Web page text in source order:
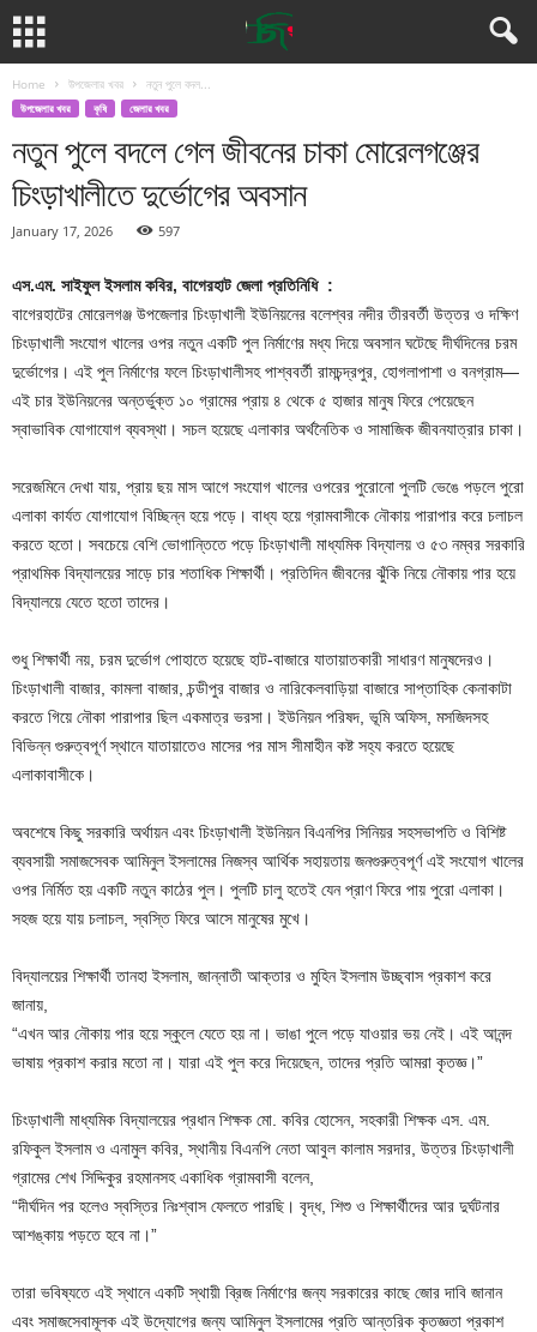
Home উপজেলার খবর নতুন পুলে বদল...
উপজেলার খবর কৃষি জেলার খবর
নতুন পুলে বদলে গেল জীবনের চাকা মোরেলগঞ্জের
চিংড়াখালীতে দুর্ভোগের অবসান
January 17, 2026 597
এস.এম. সাইফুল ইসলাম কবির, বাগেরহাট জেলা প্রতিনিধি :
বাগেরহাটের মোরেলগঞ্জ উপজেলার চিংড়াখালী ইউনিয়নের বলেশ্বর নদীর তীরবর্তী উত্তর ও দক্ষিণ
চিংড়াখালী সংযোগ খালের ওপর নতুন একটি পুল নির্মাণের মধ্য দিয়ে অবসান ঘটেছে দীর্ঘদিনের চরম
দুর্ভোগের। এই পুল নির্মাণের ফলে চিংড়াখালীসহ পাশ্ববর্তী রামচন্দ্রপুর, হোগলাপাশা ও বনগ্রাম—
এই চার ইউনিয়নের অন্তর্ভুক্ত ১০ গ্রামের প্রায় ৪ থেকে ৫ হাজার মানুষ ফিরে পেয়েছেন
স্বাভাবিক যোগাযোগ ব্যবস্থা। সচল হয়েছে এলাকার অর্থনৈতিক ও সামাজিক জীবনযাত্রার চাকা।
সরেজমিনে দেখা যায়, প্রায় ছয় মাস আগে সংযোগ খালের ওপরের পুরোনো পুলটি ভেঙে পড়লে পুরো
এলাকা কার্যত যোগাযোগ বিচ্ছিন্ন হয়ে পড়ে। বাধ্য হয়ে গ্রামবাসীকে নৌকায় পারাপার করে চলাচল
করতে হতো। সবচেয়ে বেশি ভোগান্তিতে পড়ে চিংড়াখালী মাধ্যমিক বিদ্যালয় ও ৫৩ নম্বর সরকারি
প্রাথমিক বিদ্যালয়ের সাড়ে চার শতাধিক শিক্ষার্থী। প্রতিদিন জীবনের ঝুঁকি নিয়ে নৌকায় পার হয়ে
বিদ্যালয়ে যেতে হতো তাদের।
শুধু শিক্ষার্থী নয়, চরম দুর্ভোগ পোহাতে হয়েছে হাট-বাজারে যাতায়াতকারী সাধারণ মানুষদেরও।
চিংড়াখালী বাজার, কামলা বাজার, চন্ডীপুর বাজার ও নারিকেলবাড়িয়া বাজারে সাপ্তাহিক কেনাকাটা
করতে গিয়ে নৌকা পারাপার ছিল একমাত্র ভরসা। ইউনিয়ন পরিষদ, ভূমি অফিস, মসজিদসহ
বিভিন্ন গুরুত্বপূর্ণ স্থানে যাতায়াতেও মাসের পর মাস সীমাহীন কষ্ট সহ্য করতে হয়েছে
এলাকাবাসীকে।
অবশেষে কিছু সরকারি অর্থায়ন এবং চিংড়াখালী ইউনিয়ন বিএনপির সিনিয়র সহসভাপতি ও বিশিষ্ট
ব্যবসায়ী সমাজসেবক আমিনুল ইসলামের নিজস্ব আর্থিক সহায়তায় জনগুরুত্বপূর্ণ এই সংযোগ খালের
ওপর নির্মিত হয় একটি নতুন কাঠের পুল। পুলটি চালু হতেই যেন প্রাণ ফিরে পায় পুরো এলাকা।
সহজ হয়ে যায় চলাচল, স্বস্তি ফিরে আসে মানুষের মুখে।
বিদ্যালয়ের শিক্ষার্থী তানহা ইসলাম, জান্নাতী আক্তার ও মুহিন ইসলাম উচ্ছ্বাস প্রকাশ করে
জানায়,
“এখন আর নৌকায় পার হয়ে স্কুলে যেতে হয় না। ভাঙা পুলে পড়ে যাওয়ার ভয় নেই। এই আনন্দ
ভাষায় প্রকাশ করার মতো না। যারা এই পুল করে দিয়েছেন, তাদের প্রতি আমরা কৃতজ্ঞ।”
চিংড়াখালী মাধ্যমিক বিদ্যালয়ের প্রধান শিক্ষক মো. কবির হোসেন, সহকারী শিক্ষক এস. এম.
রফিকুল ইসলাম ও এনামুল কবির, স্থানীয় বিএনপি নেতা আবুল কালাম সরদার, উত্তর চিংড়াখালী
গ্রামের শেখ সিদ্দিকুর রহমানসহ একাধিক গ্রামবাসী বলেন,
“দীর্ঘদিন পর হলেও স্বস্তির নিঃশ্বাস ফেলতে পারছি। বৃদ্ধ, শিশু ও শিক্ষার্থীদের আর দুর্ঘটনার
আশঙ্কায় পড়তে হবে না।”
তারা ভবিষ্যতে এই স্থানে একটি স্থায়ী ব্রিজ নির্মাণের জন্য সরকারের কাছে জোর দাবি জানান
এবং সমাজসেবামূলক এই উদ্যোগের জন্য আমিনুল ইসলামের প্রতি আন্তরিক কৃতজ্ঞতা প্রকাশ